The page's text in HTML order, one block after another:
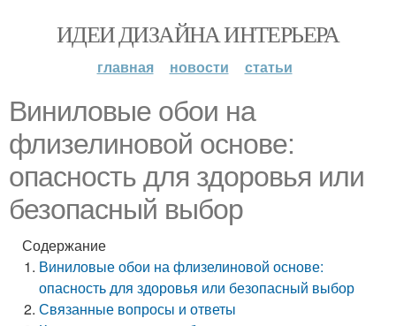
ИДЕИ ДИЗАЙНА ИНТЕРЬЕРА
главная новости статьи
Виниловые обои на
флизелиновой основе:
опасность для здоровья или
безопасный выбор
Содержание
Виниловые обои на флизелиновой основе:
опасность для здоровья или безопасный выбор
Связанные вопросы и ответы